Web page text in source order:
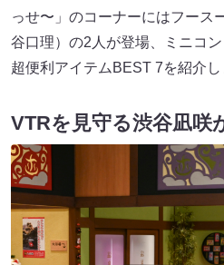
っせ〜」のコーナーにはフース
谷口理）の2人が登場、ミニコ
超便利アイテムBEST 7を紹介し
VTRを見守る渋谷凪咲